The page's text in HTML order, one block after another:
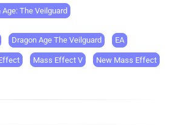
Age: The Veilguard
Dragon Age The Veilguard EA
Mass Effect V New Mass Effect